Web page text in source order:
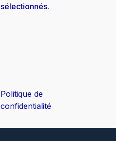
sélectionnés.
Politique de
confidentialité